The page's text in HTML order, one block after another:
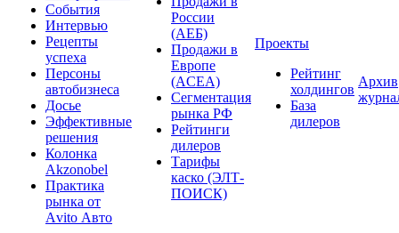
События
Интервью
Рецепты
успеха
Персоны
автобизнеса
Досье
Эффективные
решения
Колонка
Akzonobel
Практика
рынка от
Аvito Авто
России
(АЕБ)
Продажи в
Европе
(ACEA)
Сегментация
рынка РФ
Рейтинги
дилеров
Тарифы
каско (ЭЛТ-
ПОИСК)
Проекты
Рейтинг
холдингов
База
дилеров
Архив